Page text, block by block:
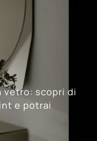
vetro: scopri di
e potrai